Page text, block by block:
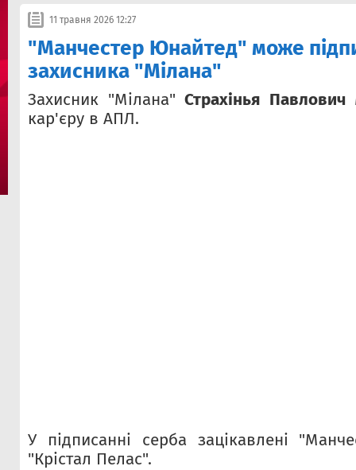
11 травня 2026 12:27
"Манчестер Юнайтед" може
захисника "Мілана"
Захисник "Мілана"Страхінья Павлович
кар'єру в АПЛ.
У підписанні серба зацікавлені
"Крістал Пелас".